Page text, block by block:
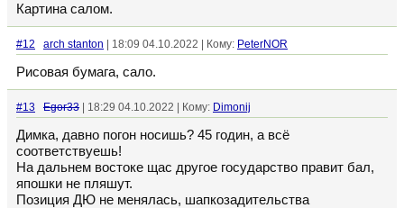
Картина салом.
#12 arch stanton | 18:09 04.10.2022 | Кому: PeterNOR
Рисовая бумага, сало.
#13 Egor33 | 18:29 04.10.2022 | Кому: Dimonij
Димка, давно погон носишь? 45 годин, а всё
соответствуешь!
На дальнем востоке щас другое государство правит бал,
япошки не пляшут.
Позиция ДЮ не менялась, шапкозадительства